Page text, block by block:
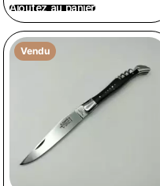
Ajoutez au panier
Vendu